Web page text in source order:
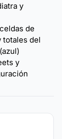
y
de
totales del
y